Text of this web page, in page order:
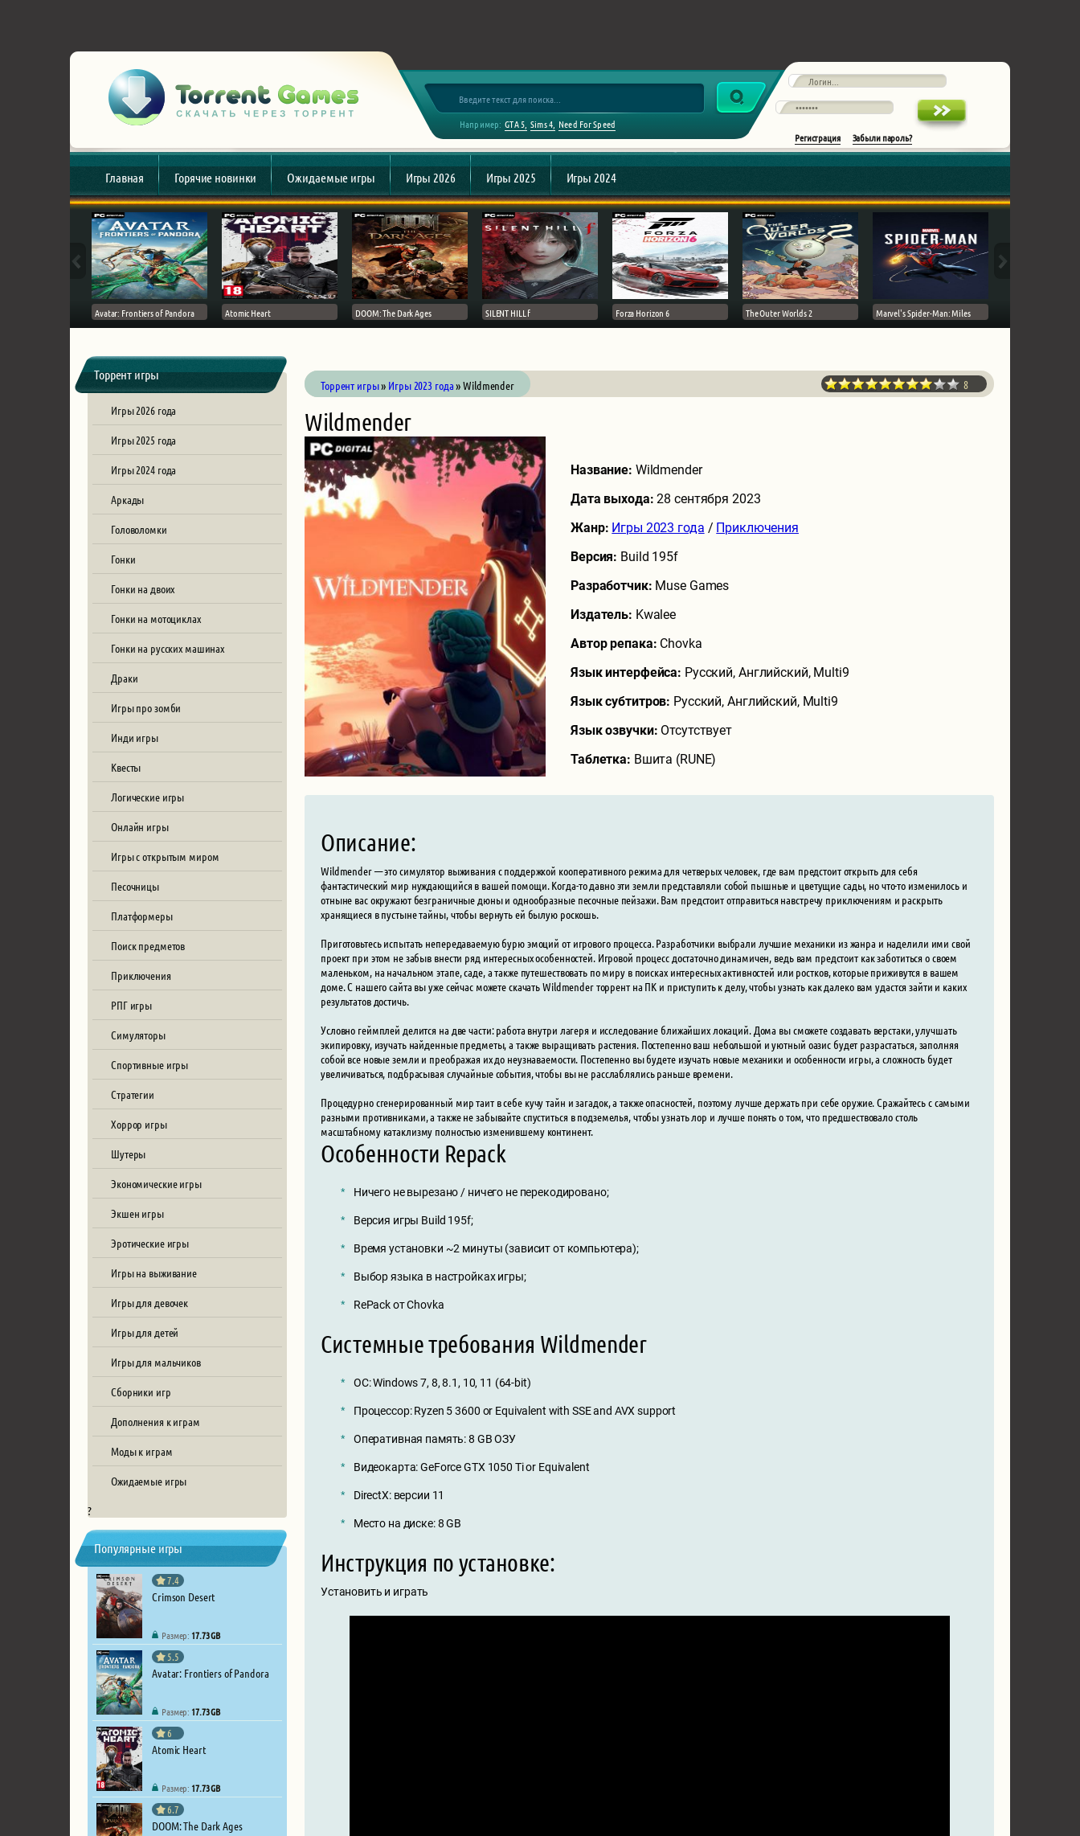
Например: GTA 5 Sims 4 Need For Speed
Регистрация
Забыли пароль?
Главная Горячие новинки Ожидаемые игры Игры 2026 Игры 2025 Игры 2024
Avatar: Frontiers of Pandora Atomic Heart DOOM: The Dark Ages SILENT HILL f Forza Horizon 6 The Outer Worlds 2 Marvel's Spider-Man: Miles
Торрент игры
Игры 2026 года
Игры 2025 года
Игры 2024 года
Аркады
Головоломки
Гонки
Гонки на двоих
Гонки на мотоциклах
Гонки на русских машинах
Драки
Игры про зомби
Инди игры
Квесты
Логические игры
Онлайн игры
Игры с открытым миром
Песочницы
Платформеры
Поиск предметов
Приключения
РПГ игры
Симуляторы
Спортивные игры
Стратегии
Хоррор игры
Шутеры
Экономические игры
Экшен игры
Эротические игры
Игры на выживание
Игры для девочек
Игры для детей
Игры для мальчиков
Сборники игр
Дополнения к играм
Моды к играм
Ожидаемые игры
?
Популярные игры
7.4
Crimson Desert
Размер: 17.73 GB
5.5
Avatar: Frontiers of Pandora
Размер: 17.73 GB
6
Atomic Heart
Размер: 17.73 GB
6.7
DOOM: The Dark Ages
Торрент игры» Игры 2023 года» Wildmender 8
Wildmender
Название: Wildmender
Дата выхода:28 сентября 2023
Жанр: Игры 2023 года / Приключения
Версия: Build 195f
Разработчик: Muse Games
Издатель: Kwalee
Автор репака: Chovka
Язык интерфейса: Русский, Английский, Multi9
Язык субтитров: Русский, Английский, Multi9
Язык озвучки: Отсутствует
Таблетка: Вшита (RUNE)
Описание:
Wildmender — это симулятор выживания с поддержкой кооперативного режима для четверых человек, где вам предстоит открыть для себя
фантастический мир нуждающийся в вашей помощи. Когда-то давно эти земли представляли собой пышные и цветущие сады, но что-то изменилось и
отныне вас окружают безграничные дюны и однообразные песочные пейзажи. Вам предстоит отправиться навстречу приключениям и раскрыть
хранящиеся в пустыне тайны, чтобы вернуть ей былую роскошь.
Приготовьтесь испытать непередаваемую бурю эмоций от игрового процесса. Разработчики выбрали лучшие механики из жанра и наделили ими свой
проект при этом не забыв внести ряд интересных особенностей. Игровой процесс достаточно динамичен, ведь вам предстоит как заботиться о своем
маленьком, на начальном этапе, саде, а также путешествовать по миру в поисках интересных активностей или ростков, которые приживутся в вашем
доме. С нашего сайта вы уже сейчас можете скачать Wildmender торрент на ПК и приступить к делу, чтобы узнать как далеко вам удастся зайти и каких
результатов достичь.
Условно геймплей делится на две части: работа внутри лагеря и исследование ближайших локаций. Дома вы сможете создавать верстаки, улучшать
экипировку, изучать найденные предметы, а также выращивать растения. Постепенно ваш небольшой и уютный оазис будет разрастаться, заполняя
собой все новые земли и преображая их до неузнаваемости. Постепенно вы будете изучать новые механики и особенности игры, а сложность будет
увеличиваться, подбрасывая случайные события, чтобы вы не расслаблялись раньше времени.
Процедурно сгенерированный мир таит в себе кучу тайн и загадок, а также опасностей, поэтому лучше держать при себе оружие. Сражайтесь с самыми
разными противниками, а также не забывайте спуститься в подземелья, чтобы узнать лор и лучше понять о том, что предшествовало столь
масштабному катаклизму полностью изменившему континент.
Особенности Repack
Ничего не вырезано / ничего не перекодировано;
Версия игры Build 195f;
Время установки ~2 минуты (зависит от компьютера);
Выбор языка в настройках игры;
RePack от Chovka
Системные требования Wildmender
ОС: Windows 7, 8, 8.1, 10, 11 (64-bit)
Процессор: Ryzen 5 3600 or Equivalent with SSE and AVX support
Оперативная память: 8 GB ОЗУ
Видеокарта: GeForce GTX 1050 Ti or Equivalent
DirectX: версии 11
Место на диске: 8 GB
Инструкция по установке:
Установить и играть